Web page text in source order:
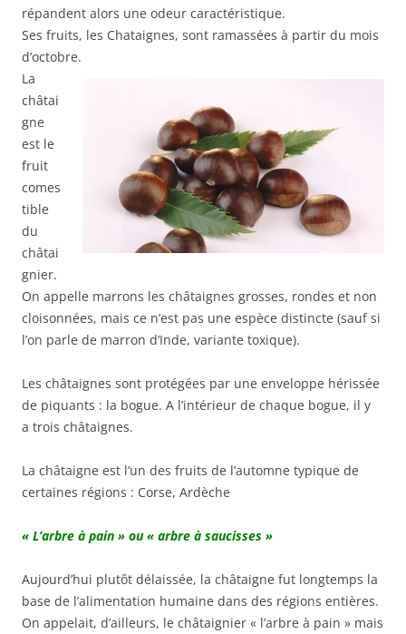
répandent alors une odeur caractéristique.
Ses fruits, les Chataignes, sont ramassées à partir du mois
d’octobre.
La
châtai
gne
est le
fruit
comes
tible
du
châtai
gnier.
On appelle marrons les châtaignes grosses, rondes et non
cloisonnées, mais ce n’est pas une espèce distincte (sauf si
l’on parle de marron d’Inde, variante toxique).
Les châtaignes sont protégées par une enveloppe hérissée
de piquants : la bogue. A l’intérieur de chaque bogue, il y
a trois châtaignes.
La châtaigne est l’un des fruits de l’automne typique de
certaines régions : Corse, Ardèche
« L’arbre à pain » ou « arbre à saucisses »
Aujourd’hui plutôt délaissée, la châtaigne fut longtemps la
base de l’alimentation humaine dans des régions entières.
On appelait, d’ailleurs, le châtaignier « l’arbre à pain » mais